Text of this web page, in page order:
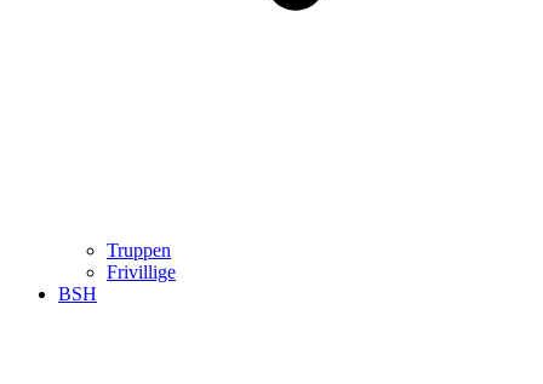
Truppen
Frivillige
BSH